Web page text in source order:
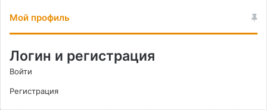
Мой профиль
Логин и регистрация
Войти
Регистрация